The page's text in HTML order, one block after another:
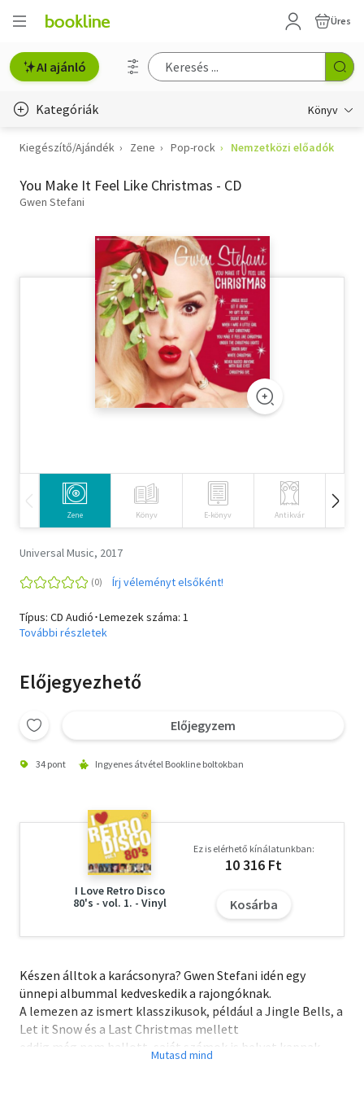
Üres
AI ajánló
Kategóriák Könyv
Életmód, egészség
Erotika
Hobbi, szabadidő
Szótár, nyelvkönyv
Természettudomány
Történelem
Kiegészítő/Ajándék Zene Pop-rock Nemzetközi előadók
You Make It Feel Like Christmas - CD
Gwen Stefani
Zene Könyv E-könyv Antikvár
Universal Music, 2017
Írj véleményt elsőként!
Típus: CD Audió･Lemezek száma: 1
További részletek
Előjegyezhető
Előjegyzem
34 pont Ingyenes átvétel Bookline boltokban
I Love Retro Disco
80's - vol. 1. - Vinyl
Ez is elérhető kínálatunkban:
10 316 Ft
Kosárba
Készen álltok a karácsonyra? Gwen Stefani idén egy
ünnepi albummal kedveskedik a rajongóknak.
A lemezen az ismert klasszikusok, például a Jingle Bells, a
Let it Snow és a Last Christmas mellett
eddig még nem hallott, saját számok is helyet kapnak